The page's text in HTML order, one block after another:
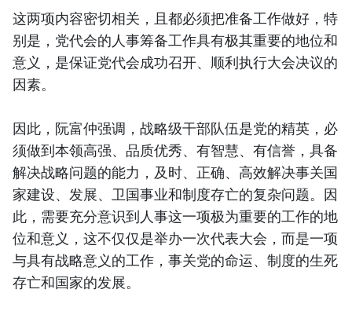
这两项内容密切相关，且都必须把准备工作做好，特
别是，党代会的人事筹备工作具有极其重要的地位和
意义，是保证党代会成功召开、顺利执行大会决议的
因素。
因此，阮富仲强调，战略级干部队伍是党的精英，必
须做到本领高强、品质优秀、有智慧、有信誉，具备
解决战略问题的能力，及时、正确、高效解决事关国
家建设、发展、卫国事业和制度存亡的复杂问题。因
此，需要充分意识到人事这一项极为重要的工作的地
位和意义，这不仅仅是举办一次代表大会，而是一项
与具有战略意义的工作，事关党的命运、制度的生死
存亡和国家的发展。